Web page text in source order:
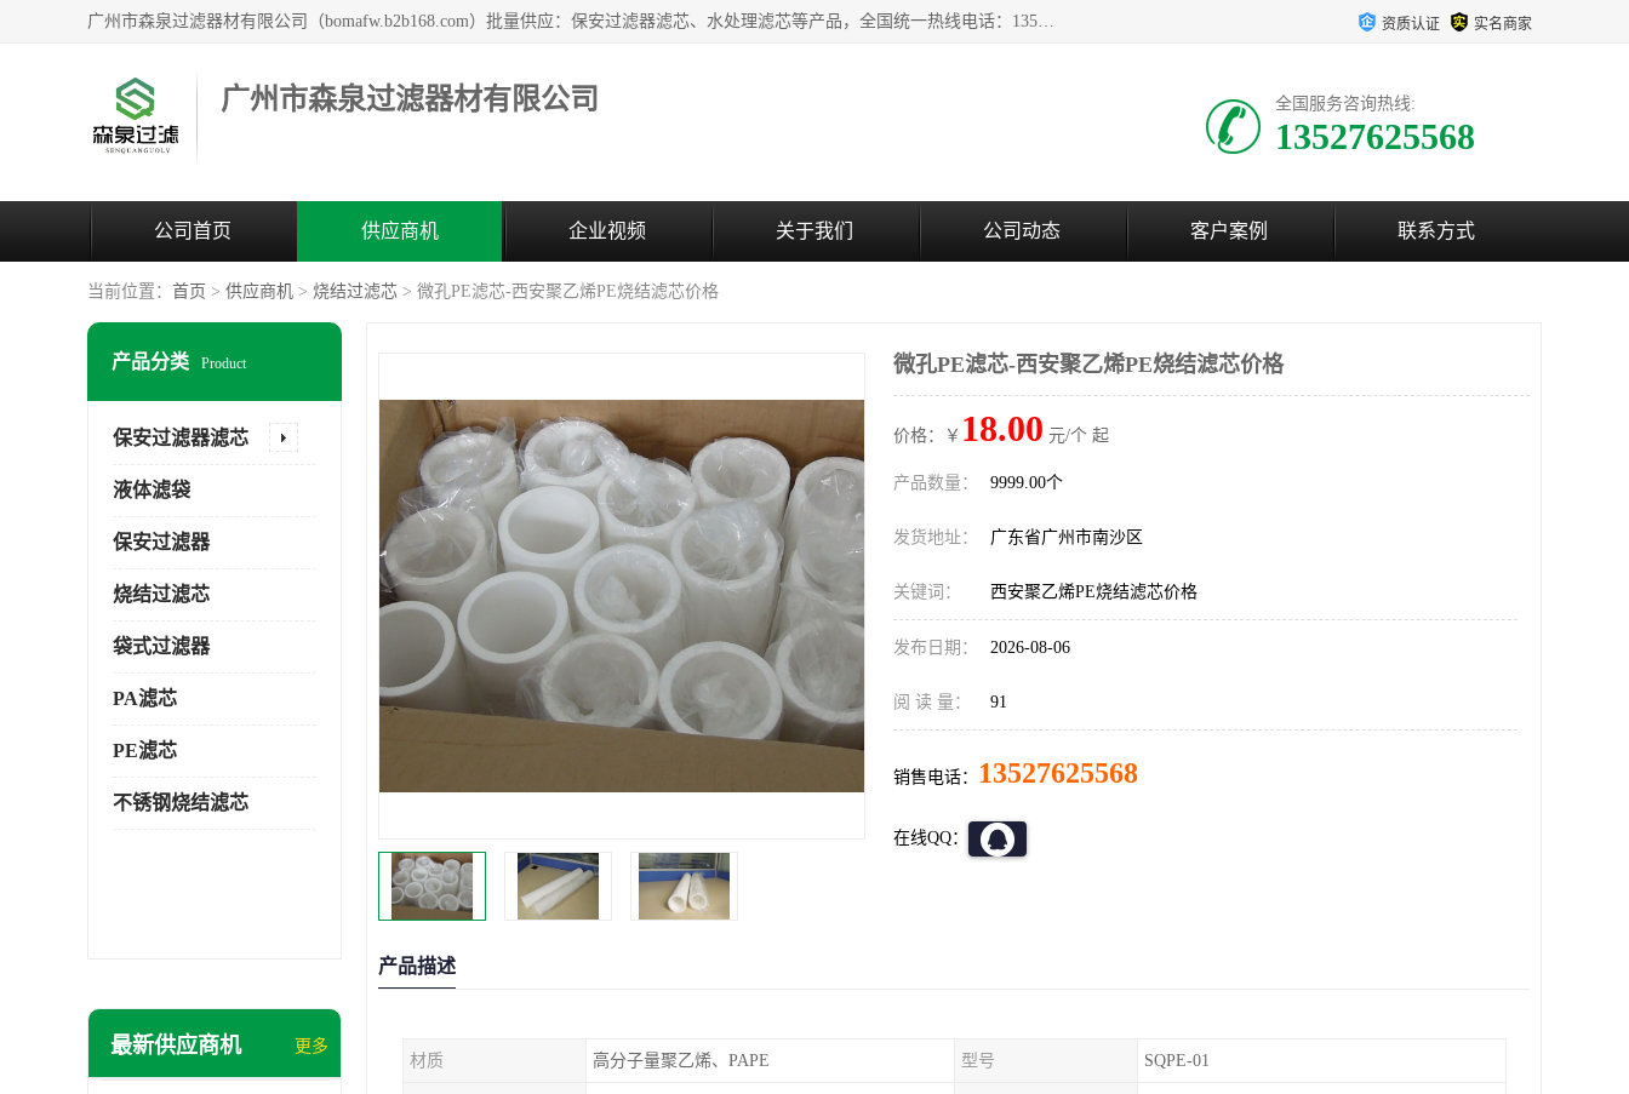
广州市森泉过滤器材有限公司（bomafw.b2b168.com）批量供应：保安过滤器滤芯、水处理滤芯等产品，全国统一热线电话：13527625568。广州市森泉过滤器材有限公司数十年专注于水处理过滤设备的工作，积累了丰富的经验，取得了行业的业绩和成果。 资质认证 实名商家
广州市森泉过滤器材有限公司 全国服务咨询热线:
13527625568
公司首页 供应商机 企业视频 关于我们 公司动态 客户案例 联系方式
当前位置： 首页 > 供应商机 > 烧结过滤芯 > 微孔PE滤芯-西安聚乙烯PE烧结滤芯价格
产品分类 Product
保安过滤器滤芯
液体滤袋
保安过滤器
烧结过滤芯
袋式过滤器
PA滤芯
PE滤芯
不锈钢烧结滤芯
最新供应商机 更多
微孔PE滤芯-西安聚乙烯PE烧结滤芯价格
价格：￥ 18.00 元/个 起
产品数量： 9999.00个
发货地址： 广东省广州市南沙区
关键词： 西安聚乙烯PE烧结滤芯价格
发布日期： 2026-08-06
阅 读 量： 91
销售电话： 13527625568
在线QQ：
产品描述
材质 高分子量聚乙烯、PAPE 型号 SQPE-01